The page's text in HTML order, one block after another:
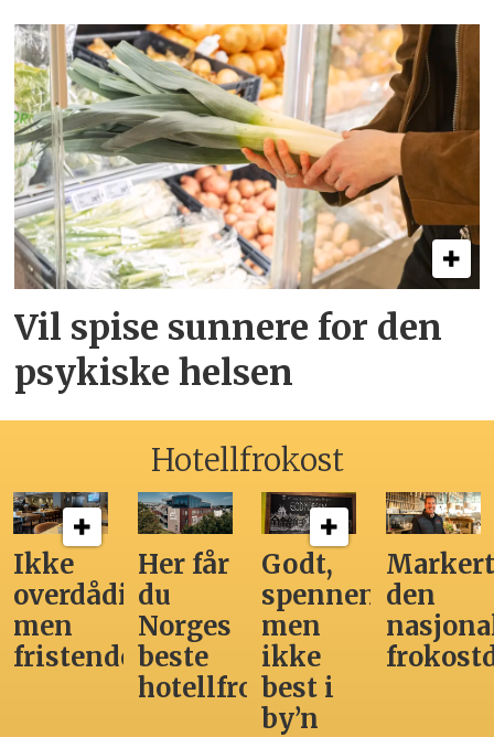
Vil spise sunnere for den
psykiske helsen
Hotellfrokost
Ikke
overdådig,
men
fristende
Her får
du
Norges
beste
hotellfrokost
Godt,
spennende,
men
ikke
best i
by’n
den